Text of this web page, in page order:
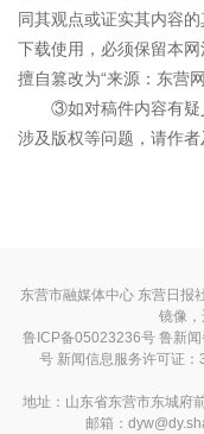
同其观点或证实其内容
下载使用，必须保留本
擅自篡改为“来源：东营
③如对稿件内容有疑
涉及版权等问题，请作者
东营市融媒体中心 东营日报
镜像，
鲁ICP备05023236号鲁新闻
号 新闻信息服务许可证
地址：山东省东营市东城府
邮箱：